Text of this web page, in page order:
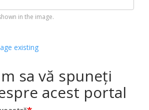
in the image.
existing
sa vă spuneți
acest portal